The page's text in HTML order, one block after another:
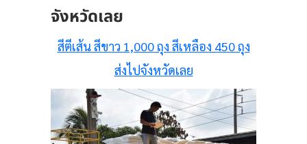
จังหวัดเลย
สีตีเส้น สีขาว 1,000 ถุง สีเหลือง 450 ถุง
ส่งไปจังหวัดเลย